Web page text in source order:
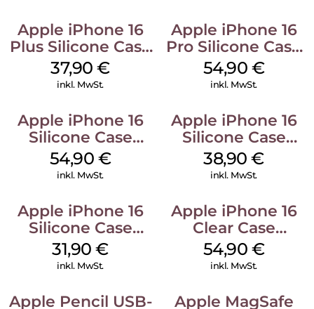
Apple iPhone 16
Plus Silicone Case
MagSafe Lake
Green
37,90€
inkl. MwSt.
Apple iPhone 16
Pro Silicone Case
MagSafe Black
54,90 €
inkl. MwSt.
Apple iPhone 16
Silicone Case
MagSafe Lake
Green
54,90 €
inkl. MwSt.
Apple iPhone 16
Silicone Case
MagSafe
Ultramarine
38,90€
inkl. MwSt.
Apple iPhone 16
Silicone Case
MagSafe Fuchsia
31,90€
inkl. MwSt.
Apple iPhone 16
Clear Case
MagSafe
Transparent
54,90 €
inkl. MwSt.
Apple Pencil USB-
Apple MagSafe